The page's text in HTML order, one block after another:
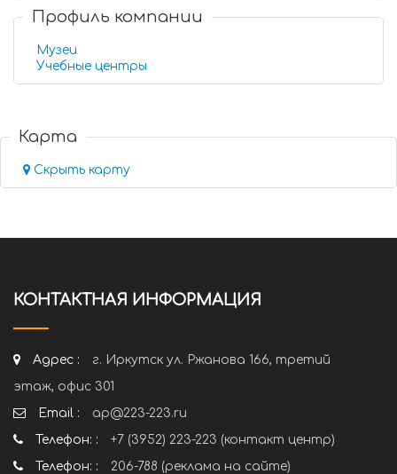
Профиль компании
Музеи
Учебные центры
Карта
Скрыть карту
КОНТАКТНАЯ ИНФОРМАЦИЯ
Адрес :
г. Иркутск ул. Ржанова 166, третий
этаж, офис 301
Email :
ap@223-223.ru
Телефон: :
+7 (3952) 223-223 (контакт центр)
Телефон: :
206-788 (реклама на сайте)